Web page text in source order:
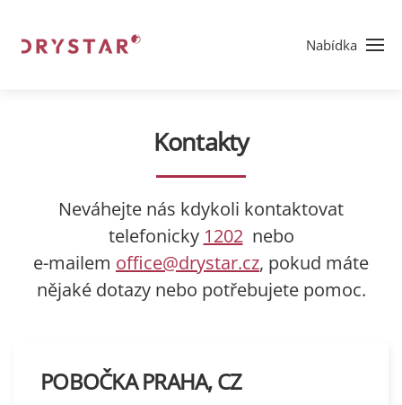
Nabídka
Kontakty
Neváhejte nás kdykoli kontaktovat
telefonicky 1202nebo
e-mailem office@drystar.cz, pokud máte
nějaké dotazy nebo potřebujete pomoc.
POBOČKA PRAHA, CZ